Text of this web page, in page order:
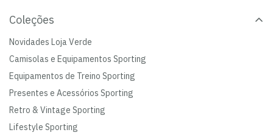
Coleções
Novidades Loja Verde
Camisolas e Equipamentos Sporting
Equipamentos de Treino Sporting
Presentes e Acessórios Sporting
Retro & Vintage Sporting
Lifestyle Sporting